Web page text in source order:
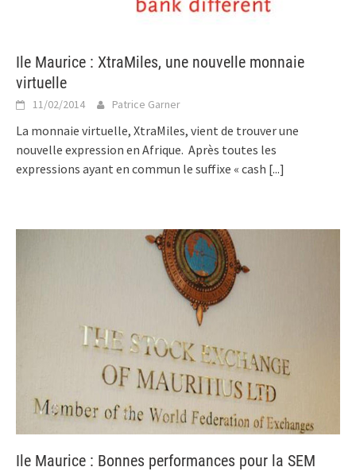
Ile Maurice : XtraMiles, une nouvelle monnaie
virtuelle
11/02/2014 Patrice Garner
La monnaie virtuelle, XtraMiles, vient de trouver une
nouvelle expression en Afrique. Après toutes les
expressions ayant en commun le suffixe « cash [...]
Ile Maurice : Bonnes performances pour la SEM